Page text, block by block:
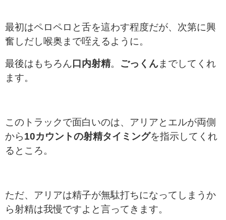
最初はペロペロと舌を這わす程度だが、次第に興
奮しだし喉奥まで咥えるように。
最後はもちろん 口内射精。 ごっくん までしてくれ
ます。
このトラックで面白いのは、アリアとエルが両側
から 10カウントの射精タイミングを指示してくれ
るところ。
ただ、アリアは精子が無駄打ちになってしまうか
ら射精は我慢ですよと言ってきます。